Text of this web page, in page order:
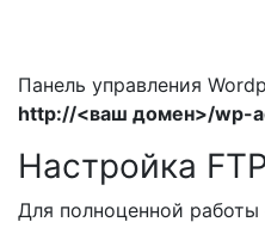
Панель управления
http://<ваш домен>/wp-
Настройка
Для полноценной